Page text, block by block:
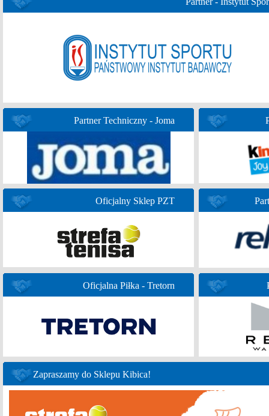
Partner Techniczny - Joma
Oficjalny Sklep PZT
Oficjalna Piłka - Tretorn
Zapraszamy do Sklepu Kibica!